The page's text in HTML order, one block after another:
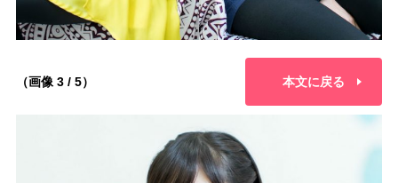
（画像 3 / 5） 本文に戻る